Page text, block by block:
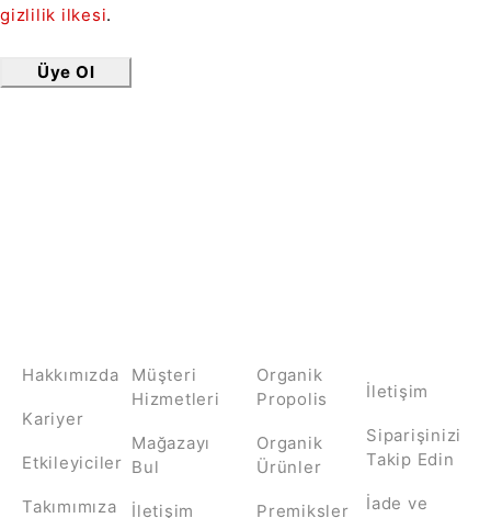
gizlilik ilkesi.
Üye Ol
Müşteri
Hizmetleri
Mağazayı
Bul
İletişim
Organik
Propolis
Organik
Ürünler
Premiksler
Hakkımızda
Kariyer
Etkileyiciler
Takımımıza
İletişim
Siparişinizi
Takip Edin
İade ve